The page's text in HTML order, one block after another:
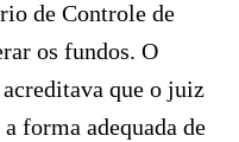
de Controle de
os fundos. O
que o juiz
forma adequada de